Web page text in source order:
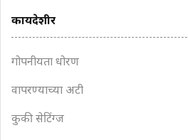
कायदेशीर
गोपनीयता धोरण
वापरण्याच्या अटी
कुकी सेटिंग्ज